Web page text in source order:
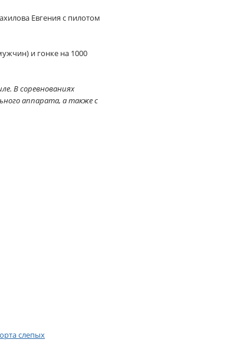
Евгения с пилотом
и гонке на 1000
В соревнованиях
аппарата, а также с
слепых